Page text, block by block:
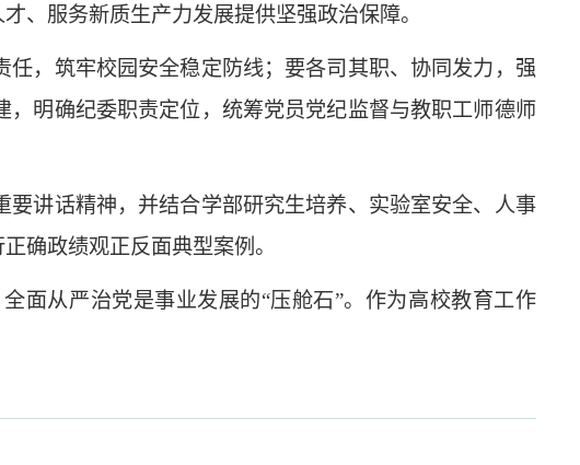
、服务新质生产力发展提供坚强政治保障。
，筑牢校园安全稳定防线；要各司其职、协同发力，强
明确纪委职责定位，统筹党员党纪监督与教职工师德师
讲话精神，并结合学部研究生培养、实验室安全、人事
确政绩观正反面典型案例。
面从严治党是事业发展的“压舱石”。作为高校教育工作